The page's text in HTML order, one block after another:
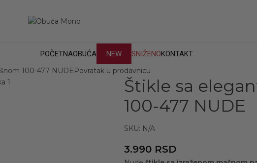
POČETNAOBUĆA NEW SNIŽENOKONTAKT
100-477 NUDEPovratak u prodavnicu
Štikle sa
100-477 NUDE
SKU: N/A
3.990 RSD